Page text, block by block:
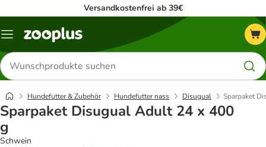
Versandkostenfrei ab 39€
Menü
Produkte
suchen
Hundefutter & Zubehör Hundefutter nass Disugual Sparpaket
Sparpaket Disugual Adult 24 x 400
g
Schwein